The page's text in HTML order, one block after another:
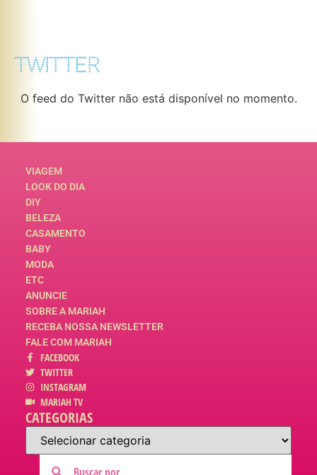
TWITTER
O feed do Twitter não está disponível no momento.
VIAGEM
LOOK DO DIA
DIY
BELEZA
CASAMENTO
BABY
MODA
ETC
ANUNCIE
SOBRE A MARIAH
RECEBA NOSSA NEWSLETTER
FALE COM MARIAH
FACEBOOK
TWITTER
INSTAGRAM
MARIAH TV
CATEGORIAS